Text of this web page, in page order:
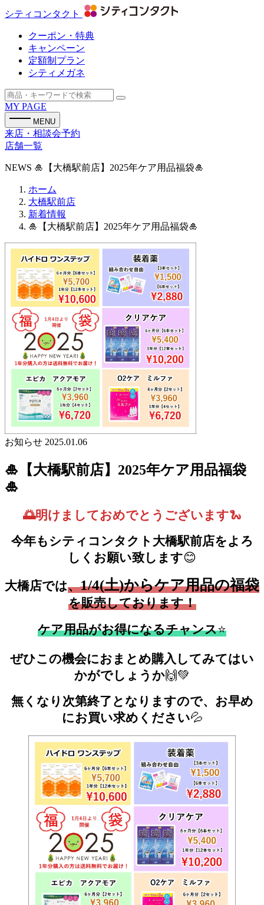
シティコンタクト
クーポン・特典
キャンペーン
定額制プラン
シティメガネ
MY PAGE
MENU
来店・相談会予約
店舗一覧
NEWS 🎍【大橋駅前店】2025年ケア用品福袋🎍
ホーム
大橋駅前店
新着情報
🎍【大橋駅前店】2025年ケア用品福袋🎍
お知らせ 2025.01.06
🎍【大橋駅前店】2025年ケア用品福袋
🎍
🌅明けましておめでとうございます🐍
今年もシティコンタクト大橋駅前店をよろ
しくお願い致します😊
大橋店では、1/4(土)からケア用品の福袋
を販売しております！
ケア用品がお得になるチャンス⭐
ぜひこの機会におまとめ購入してみてはい
かがでしょうか🙌💚
無くなり次第終了となりますので、お早め
にお買い求めください💦